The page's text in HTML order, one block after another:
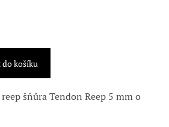
do košíku
šňůra Tendon Reep 5 mm o